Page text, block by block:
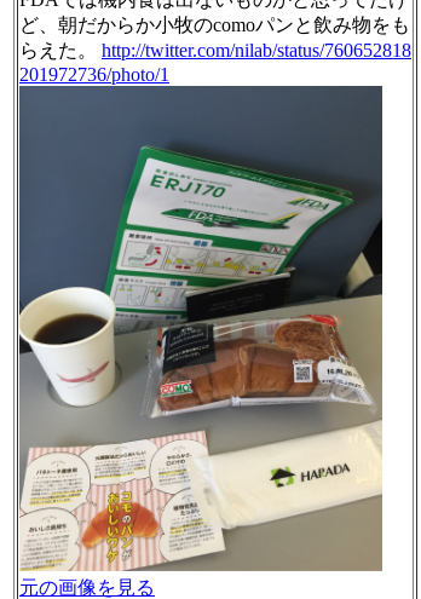
ど、朝だからか小牧のcomoパンと飲み物をも
らえた。 http://twitter.com/nilab/status/760652818
201972736/photo/1
元の画像を見る